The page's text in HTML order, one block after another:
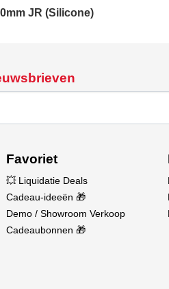
JR (Silicone)
Favoriet
💥 Liquidatie Deals
Cadeau-ideeën 🎁
Demo / Showroom Verkoop
Cadeaubonnen 🎁